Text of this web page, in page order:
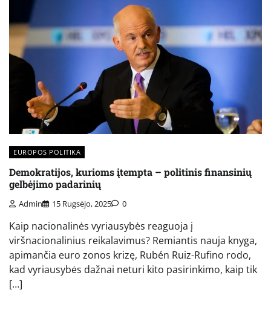
EUROPOS POLITIKA
Demokratijos, kurioms įtempta – politinis finansinių
gelbėjimo padarinių
Admin 15 Rugsėjo, 2025 0
Kaip nacionalinės vyriausybės reaguoja į
viršnacionalinius reikalavimus? Remiantis nauja knyga,
apimančia euro zonos krizę, Rubén Ruiz-Rufino rodo,
kad vyriausybės dažnai neturi kito pasirinkimo, kaip tik
[…]